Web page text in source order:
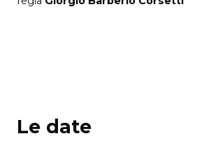
Le date